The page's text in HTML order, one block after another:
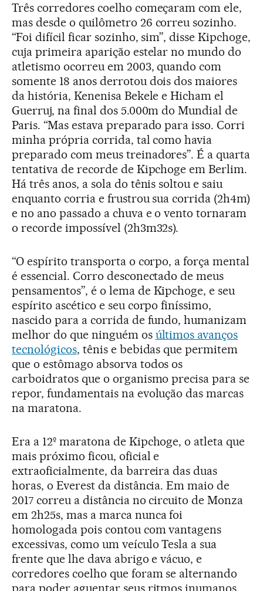
Três corredores coelho começaram com ele,
mas desde o quilômetro 26 correu sozinho.
“Foi difícil ficar sozinho, sim”, disse Kipchoge,
cuja primeira aparição estelar no mundo do
atletismo ocorreu em 2003, quando com
somente 18 anos derrotou dois dos maiores
da história, Kenenisa Bekele e Hicham el
Guerruj, na final dos 5.000m do Mundial de
Paris. “Mas estava preparado para isso. Corri
minha própria corrida, tal como havia
preparado com meus treinadores”. É a quarta
tentativa de recorde de Kipchoge em Berlim.
Há três anos, a sola do tênis soltou e saiu
enquanto corria e frustrou sua corrida (2h4m)
e no ano passado a chuva e o vento tornaram
o recorde impossível (2h3m32s).
“O espírito transporta o corpo, a força mental
é essencial. Corro desconectado de meus
pensamentos”, é o lema de Kipchoge, e seu
espírito ascético e seu corpo finíssimo,
nascido para a corrida de fundo, humanizam
melhor do que ninguém os últimos avanços
tecnológicos, tênis e bebidas que permitem
que o estômago absorva todos os
carboidratos que o organismo precisa para se
repor, fundamentais na evolução das marcas
na maratona.
Era a 12º maratona de Kipchoge, o atleta que
mais próximo ficou, oficial e
extraoficialmente, da barreira das duas
horas, o Everest da distância. Em maio de
2017 correu a distância no circuito de Monza
em 2h25s, mas a marca nunca foi
homologada pois contou com vantagens
excessivas, como um veículo Tesla a sua
frente que lhe dava abrigo e vácuo, e
corredores coelho que foram se alternando